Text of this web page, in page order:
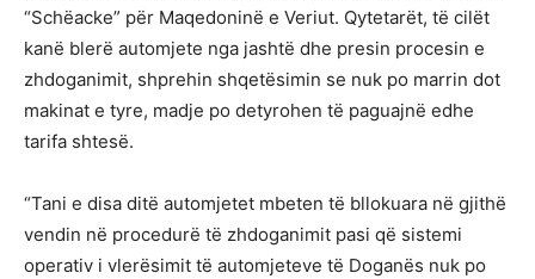
“Schëacke” për Maqedoninë e Veriut. Qytetarët, të cilët
kanë blerë automjete nga jashtë dhe presin procesin e
zhdoganimit, shprehin shqetësimin se nuk po marrin dot
makinat e tyre, madje po detyrohen të paguajnë edhe
tarifa shtesë.
“Tani e disa ditë automjetet mbeten të bllokuara në gjithë
vendin në procedurë të zhdoganimit pasi që sistemi
operativ i vlerësimit të automjeteve të Doganës nuk po